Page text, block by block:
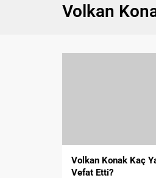
Volkan
Volkan Konak Kaç
Vefat Etti?